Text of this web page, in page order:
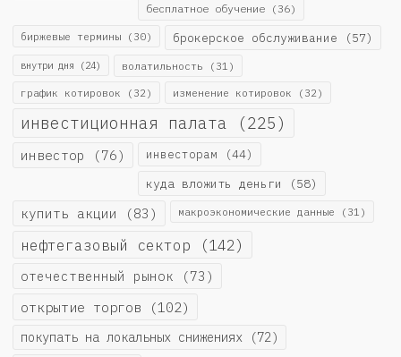
бесплатное обучение (36)
биржевые термины (30) брокерское обслуживание (57)
внутри дня (24) волатильность (31)
график котировок (32) изменение котировок (32)
инвестиционная палата (225)
инвестор (76) инвесторам (44)
куда вложить деньги (58)
купить акции (83) макроэкономические данные (31)
нефтегазовый сектор (142)
отечественный рынок (73)
открытие торгов (102)
покупать на локальных снижениях (72)